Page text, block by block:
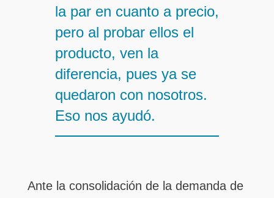
la par en cuanto a precio,
pero al probar ellos el
producto, ven la
diferencia, pues ya se
quedaron con nosotros.
Eso nos ayudó.
Ante la consolidación de la demanda de